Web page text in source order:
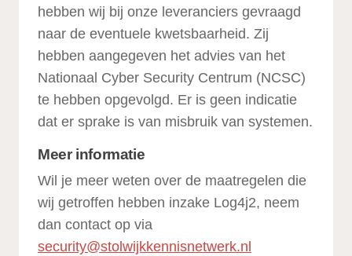
hebben wij bij onze leveranciers gevraagd
naar de eventuele kwetsbaarheid. Zij
hebben aangegeven het advies van het
Nationaal Cyber Security Centrum (NCSC)
te hebben opgevolgd. Er is geen indicatie
dat er sprake is van misbruik van systemen.
Meer informatie
Wil je meer weten over de maatregelen die
wij getroffen hebben inzake Log4j2, neem
dan contact op via
security@stolwijkkennisnetwerk.nl